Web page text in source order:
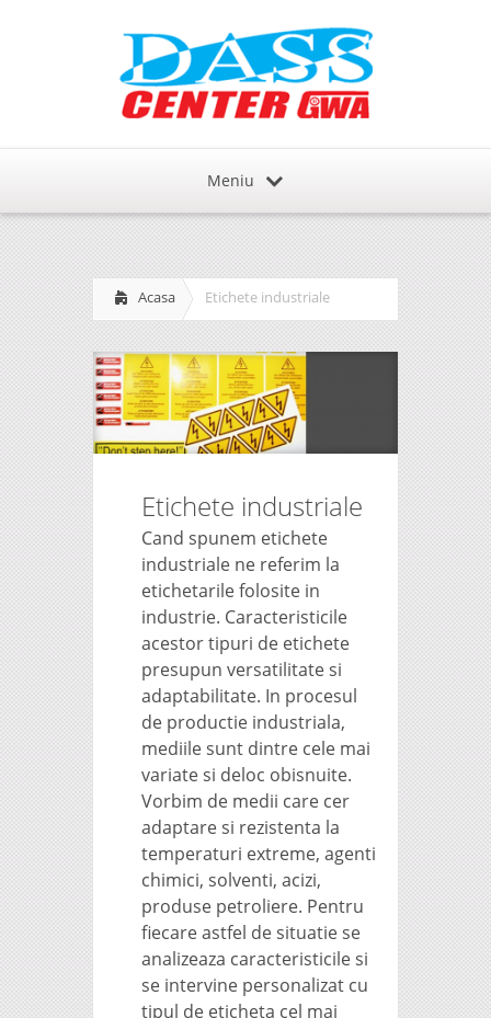
Meniu
Acasa Etichete industriale
Etichete industriale
Cand spunem etichete
industriale ne referim la
etichetarile folosite in
industrie. Caracteristicile
acestor tipuri de etichete
presupun versatilitate si
adaptabilitate. In procesul
de productie industriala,
mediile sunt dintre cele mai
variate si deloc obisnuite.
Vorbim de medii care cer
adaptare si rezistenta la
temperaturi extreme, agenti
chimici, solventi, acizi,
produse petroliere. Pentru
fiecare astfel de situatie se
analizeaza caracteristicile si
se intervine personalizat cu
tipul de eticheta cel mai